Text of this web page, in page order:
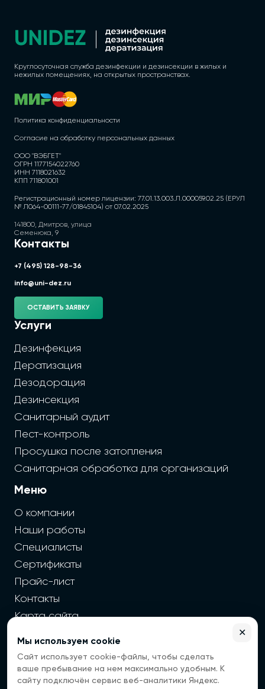
Круглосуточная служба дезинфекции и дезинсекции в жилых и
нежилых помещениях, на открытых пространствах.
Политика конфиденциальности
Согласие на обработку персональных данных
ООО "ВЭБГЕТ"
ОГРН 1177154022760
ИНН 7118021632
КПП 711801001
Регистрационный номер лицензии: 77.01.13.003.Л.000059.02.25 (ЕРУЛ
№ Л064-00111-77/01845104) от 07.02.2025
141800, Дмитров, улица
Семенюка, 9
Контакты
+7 (495) 128-98-36
info@uni-dez.ru
ОСТАВИТЬ ЗАЯВКУ
Услуги
Дезинфекция
Дератизация
Дезодорация
Дезинсекция
Санитарный аудит
Пест-контроль
Просушка после затопления
Санитарная обработка для организаций
Меню
О компании
Наши работы
Специалисты
Сертификаты
Прайс-лист
Контакты
Карта сайта
2026 г. Cайт санэпидемстанции — Все права защищены
Все цены на сайте носят информационный
характер, окончательная цена зависит от многих
Мы используем cookie
Сайт использует cookie-файлы, чтобы сделать
ваше пребывание на нем максимально удобным. К
сайту подключён сервис веб-аналитики Яндекс.
✕